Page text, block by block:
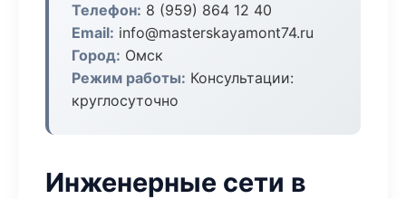
Телефон: 8 (959) 864 12 40
Email: info@masterskayamont74.ru
Город: Омск
Режим работы: Консультации:
круглосуточно
Инженерные сети в